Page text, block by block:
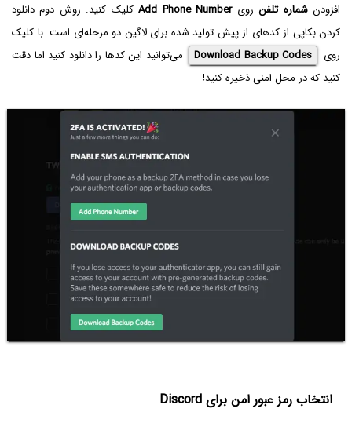
افزودنشماره تلفنرویAdd Phone Numberکلیک کنید. روش دوم دانلود
کردن بکاپی از کدهای از پیش تولید شده برای لاگین دو مرحله‌ای است. با کلیک
روی
Download Backup Codes
می‌توانید این کدها را دانلود کنید اما دقت
کنید که در محل امنی ذخیره کنید!
انتخاب رمز عبور امن برای Discord